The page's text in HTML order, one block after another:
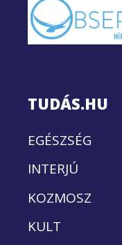
TUDÁS.HU
EGÉSZSÉG
INTERJÚ
KOZMOSZ
KULT